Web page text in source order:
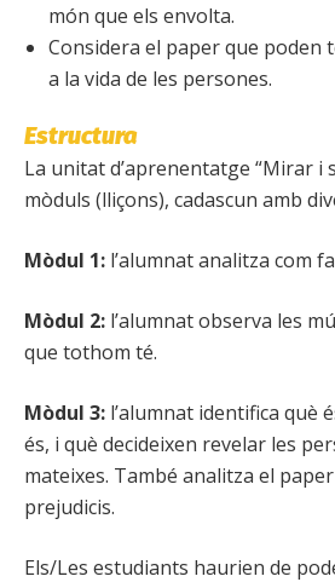
món que els envolta.
Considera el paper que poden
a la vida de les persones.
Estructura
La unitat d’aprenentatge “Mirar i
mòduls (lliçons), cadascun amb
Mòdul 1: l’alumnat analitza com
Mòdul 2: l’alumnat observa les
que tothom té.
Mòdul 3: l’alumnat identifica què
és, i què decideixen revelar les
mateixes. També analitza el
prejudicis.
Els/Les estudiants haurien de